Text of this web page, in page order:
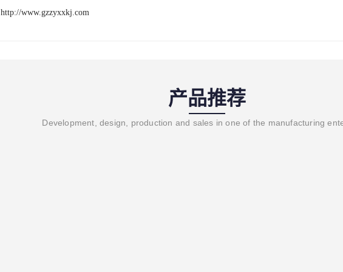
http://www.gzzyxxkj.com
产品推荐
Development, design, production and sales in one of the manufacturing